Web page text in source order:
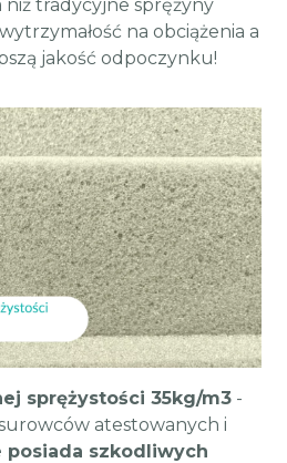
niż tradycyjne sprężyny
na obciążenia a
jakość odpoczynku!
sprężystości 35kg/m3 -
atestowanych i
posiada szkodliwych